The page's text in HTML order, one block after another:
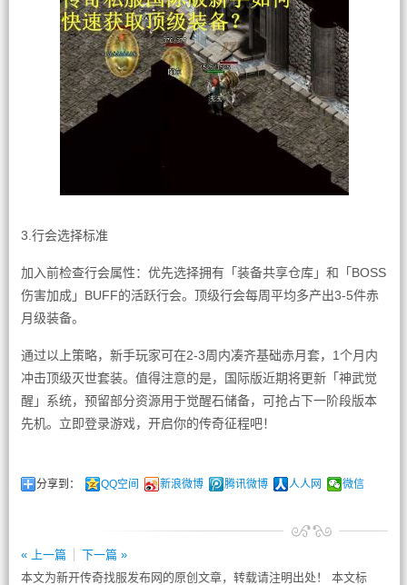
3.行会选择标准
加入前检查行会属性：优先选择拥有「装备共享仓库」和「BOSS
伤害加成」BUFF的活跃行会。顶级行会每周平均多产出3-5件赤
月级装备。
通过以上策略，新手玩家可在2-3周内凑齐基础赤月套，1个月内
冲击顶级灭世套装。值得注意的是，国际版近期将更新「神武觉
醒」系统，预留部分资源用于觉醒石储备，可抢占下一阶段版本
先机。立即登录游戏，开启你的传奇征程吧！
分享到： QQ空间 新浪微博 腾讯微博 人人网 微信
« 上一篇
下一篇 »
本文为新开传奇找服发布网的原创文章，转载请注明出处！ 本文标